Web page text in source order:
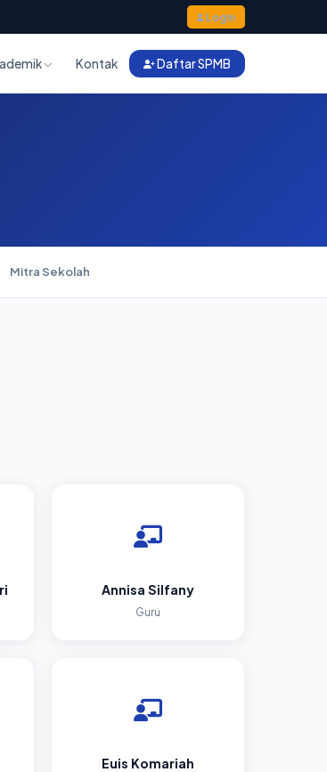
Login
Kontak Daftar SPMB
Mitra Sekolah
Annisa Silfany
Guru
Euis Komariah